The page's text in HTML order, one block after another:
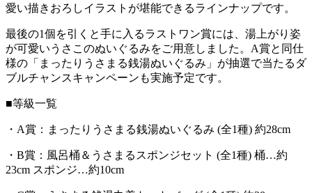
愛い描きおろしイラストが堪能できるラインナップです。
最後の1個を引くと手に入るラストワン賞には、湯上がり姿
が可愛いうさこのぬいぐるみをご用意しました。A賞と同仕
様の「まったりうさまる銭湯ぬいぐるみ」が抽選で当たるダ
ブルチャンスキャンペーンも実施予定です。
■等級一覧
・A賞：まったりうさまる銭湯ぬいぐるみ (全1種) 約28cm
・B賞：風呂桶＆うさまるスポンジセット (全1種) 桶…約
23cm スポンジ…約10cm